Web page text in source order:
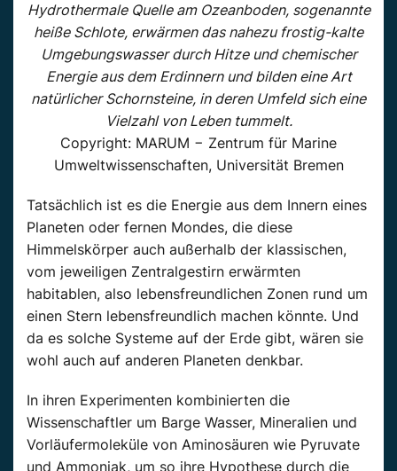
Hydrothermale Quelle am Ozeanboden, sogenannte
heiße Schlote, erwärmen das nahezu frostig-kalte
Umgebungswasser durch Hitze und chemischer
Energie aus dem Erdinnern und bilden eine Art
natürlicher Schornsteine, in deren Umfeld sich eine
Vielzahl von Leben tummelt.
Copyright: MARUM − Zentrum für Marine
Umweltwissenschaften, Universität Bremen
Tatsächlich ist es die Energie aus dem Innern eines
Planeten oder fernen Mondes, die diese
Himmelskörper auch außerhalb der klassischen,
vom jeweiligen Zentralgestirn erwärmten
habitablen, also lebensfreundlichen Zonen rund um
einen Stern lebensfreundlich machen könnte. Und
da es solche Systeme auf der Erde gibt, wären sie
wohl auch auf anderen Planeten denkbar.
In ihren Experimenten kombinierten die
Wissenschaftler um Barge Wasser, Mineralien und
Vorläufermoleküle von Aminosäuren wie Pyruvate
und Ammoniak, um so ihre Hypothese durch die